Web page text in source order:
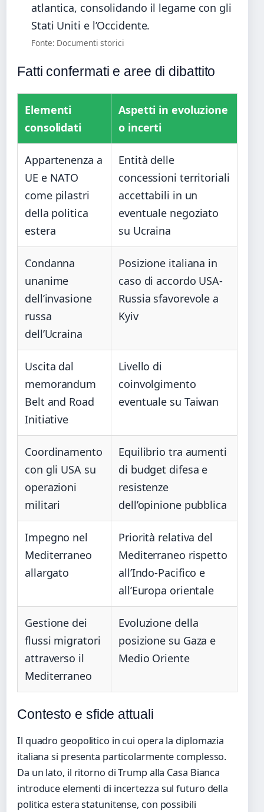
atlantica, consolidando il legame con gli
Stati Uniti e l’Occidente.
Fonte: Documenti storici
Fatti confermati e aree di dibattito
Elementi
consolidati
Aspetti in evoluzione
o incerti
Appartenenza a
UE e NATO
come pilastri
della politica
estera
Entità delle
concessioni territoriali
accettabili in un
eventuale negoziato
su Ucraina
Condanna
unanime
dell’invasione
russa
dell’Ucraina
Posizione italiana in
caso di accordo USA-
Russia sfavorevole a
Kyiv
Uscita dal
memorandum
Belt and Road
Initiative
Livello di
coinvolgimento
eventuale su Taiwan
Coordinamento
con gli USA su
operazioni
militari
Equilibrio tra aumenti
di budget difesa e
resistenze
dell’opinione pubblica
Impegno nel
Mediterraneo
allargato
Priorità relativa del
Mediterraneo rispetto
all’Indo-Pacifico e
all’Europa orientale
Gestione dei
flussi migratori
attraverso il
Mediterraneo
Evoluzione della
posizione su Gaza e
Medio Oriente
Contesto e sfide attuali
Il quadro geopolitico in cui opera la diplomazia
italiana si presenta particolarmente complesso.
Da un lato, il ritorno di Trump alla Casa Bianca
introduce elementi di incertezza sul futuro della
politica estera statunitense, con possibili